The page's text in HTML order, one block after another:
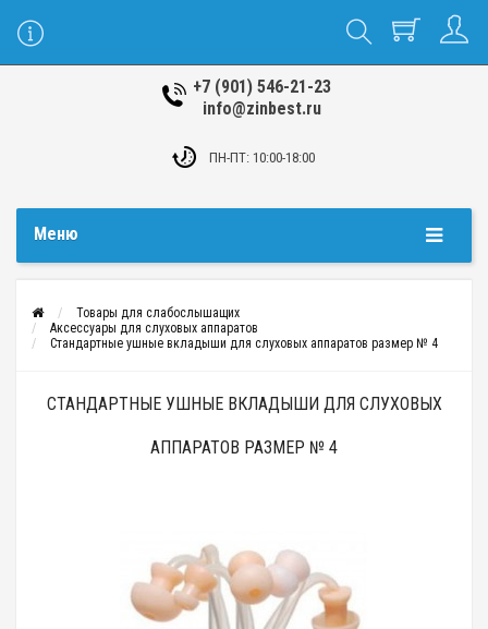
+7 (901) 546-21-23
info@zinbest.ru
ПН-ПТ: 10:00-18:00
Меню
Товары для слабослышащих
Аксессуары для слуховых аппаратов
Стандартные ушные вкладыши для слуховых аппаратов размер № 4
СТАНДАРТНЫЕ УШНЫЕ ВКЛАДЫШИ ДЛЯ СЛУХОВЫХ
АППАРАТОВ РАЗМЕР № 4